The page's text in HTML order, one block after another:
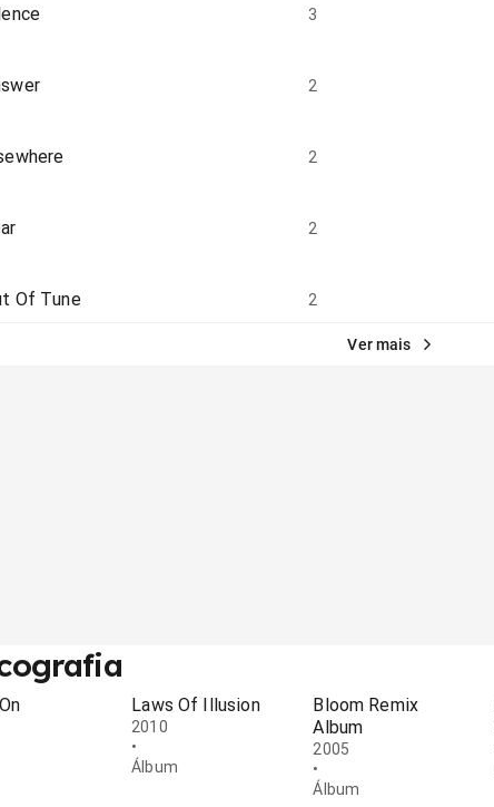
3
2
2
2
Of Tune 2
Ver mais
Laws Of Illusion
2010
•
Álbum
Bloom Remix
Album
2005
•
Álbum